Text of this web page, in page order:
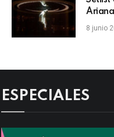
8 junio
ESPECIALES